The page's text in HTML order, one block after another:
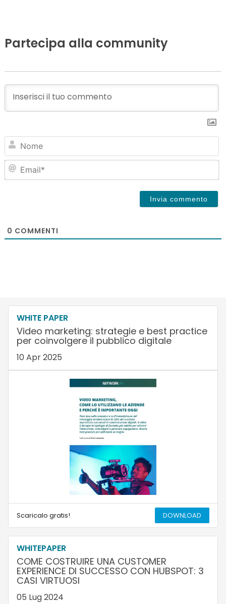
Partecipa alla community
0 COMMENTI
WHITE PAPER
Video marketing: strategie e best practice
per coinvolgere il pubblico digitale
10 Apr 2025
Scaricalo gratis! DOWNLOAD
WHITEPAPER
COME COSTRUIRE UNA CUSTOMER
EXPERIENCE DI SUCCESSO CON HUBSPOT: 3
CASI VIRTUOSI
05 Lug 2024